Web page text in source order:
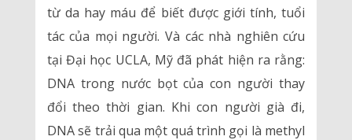
từ da hay máu để biết được giới tính, tuổi
tác của mọi người. Và các nhà nghiên cứu
tại Đại học UCLA, Mỹ đã phát hiện ra rằng:
DNA trong nước bọt của con người thay
đổi theo thời gian. Khi con người già đi,
DNA sẽ trải qua một quá trình gọi là methyl